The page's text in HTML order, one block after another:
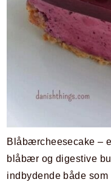
Blåbærcheesecake –
blåbær og digestive
indbydende både